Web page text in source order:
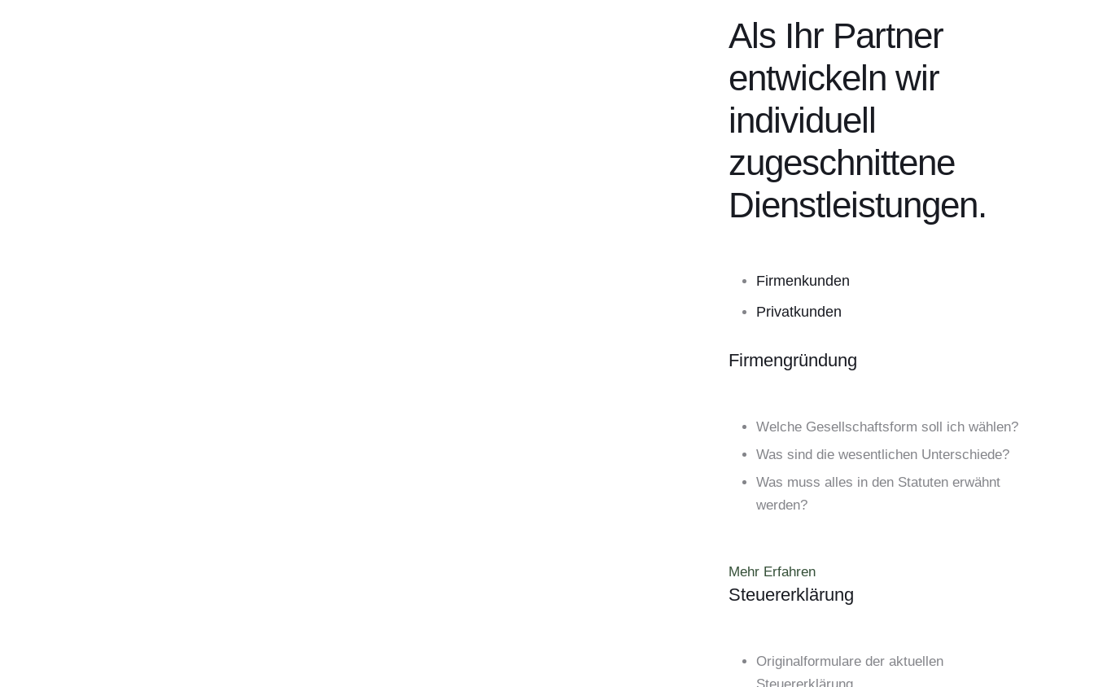
Als Ihr Partner
entwickeln wir
individuell
zugeschnittene
Dienstleistungen.
Firmenkunden
Privatkunden
Firmengründung
Welche Gesellschaftsform soll ich wählen?
Was sind die wesentlichen Unterschiede?
Was muss alles in den Statuten erwähnt
werden?
Mehr Erfahren
Steuererklärung
Originalformulare der aktuellen